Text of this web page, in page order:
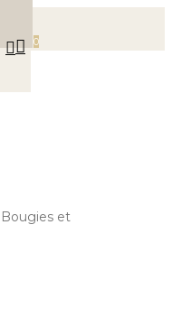
search
0
Cart
Bougies et